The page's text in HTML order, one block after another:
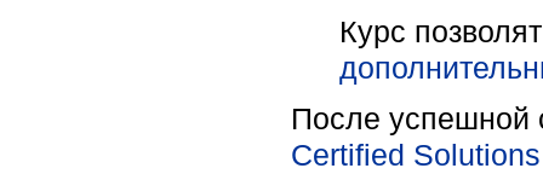
Курс
После успешной
Certified